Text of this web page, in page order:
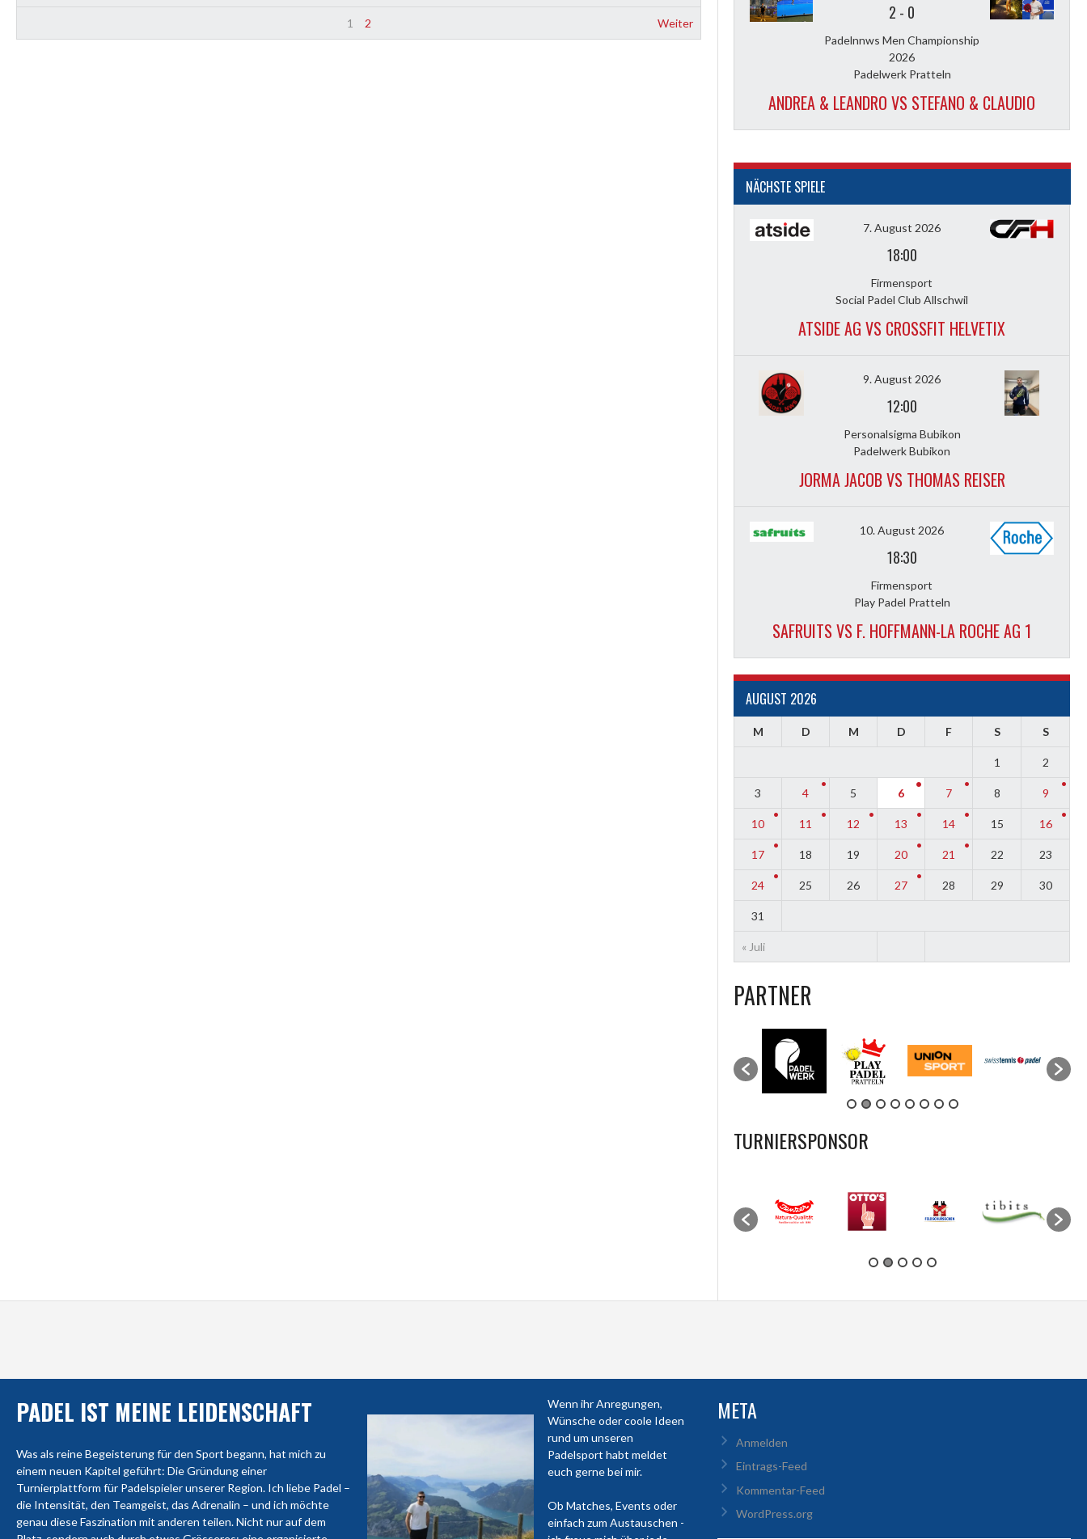
1 2 Weiter
2 - 0
Padelnnws Men Championship
2026
Padelwerk Pratteln
ANDREA & LEANDRO VS STEFANO & CLAUDIO
NÄCHSTE SPIELE
7. August 2026
18:00
Firmensport
Social Padel Club Allschwil
ATSIDE AG VS CROSSFIT HELVETIX
9. August 2026
12:00
Personalsigma Bubikon
Padelwerk Bubikon
JORMA JACOB VS THOMAS REISER
10. August 2026
18:30
Firmensport
Play Padel Pratteln
SAFRUITS VS F. HOFFMANN-LA ROCHE AG 1
AUGUST 2026
M D M D F S S
« Juli
1 2
3 4 5 6 7 8 9
10 11 12 13 14 15 16
17 18 19 20 21 22 23
24 25 26 27 28 29 30
31
PARTNER
TURNIERSPONSOR
PADEL IST MEINE LEIDENSCHAFT
Was als reine Begeisterung für den Sport begann, hat mich zu
einem neuen Kapitel geführt: Die Gründung einer
Turnierplattform für Padelspieler unserer Region. Ich liebe Padel –
die Intensität, den Teamgeist, das Adrenalin – und ich möchte
genau diese Faszination mit anderen teilen. Nicht nur auf dem
Wenn ihr Anregungen,
Wünsche oder coole Ideen
rund um unseren
Padelsport habt meldet
euch gerne bei mir.
Ob Matches, Events oder
einfach zum Austauschen -
META
Anmelden
Eintrags-Feed
Kommentar-Feed
WordPress.org